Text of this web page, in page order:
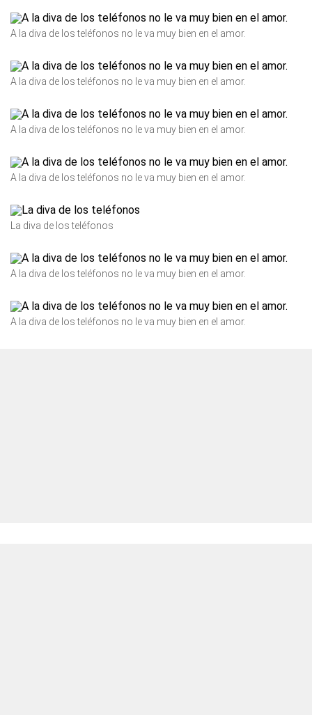
A la diva de los teléfonos no le va muy bien en el amor.
A la diva de los teléfonos no le va muy bien en el amor.
A la diva de los teléfonos no le va muy bien en el amor.
A la diva de los teléfonos no le va muy bien en el amor.
La diva de los teléfonos
A la diva de los teléfonos no le va muy bien en el amor.
A la diva de los teléfonos no le va muy bien en el amor.